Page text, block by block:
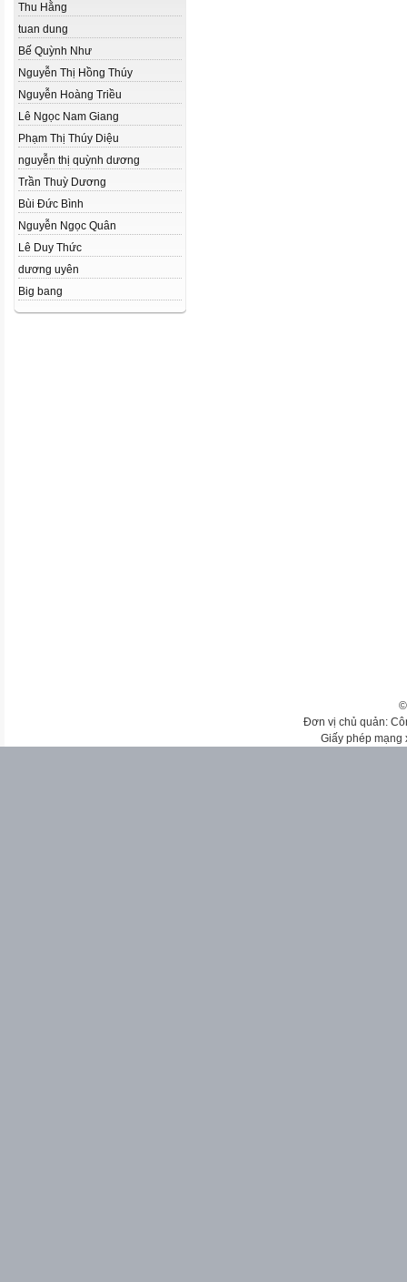
Thu Hằng
tuan dung
Bế Quỳnh Như
Nguyễn Thị Hồng Thúy
Nguyễn Hoàng Triều
Lê Ngọc Nam Giang
Phạm Thị Thúy Diệu
nguyễn thị quỳnh dương
Trần Thuỳ Dương
Bùi Đức Bình
Nguyễn Ngọc Quân
Lê Duy Thức
dương uyên
Big bang
Đơn vị chủ quản:
Giấy phép mạng